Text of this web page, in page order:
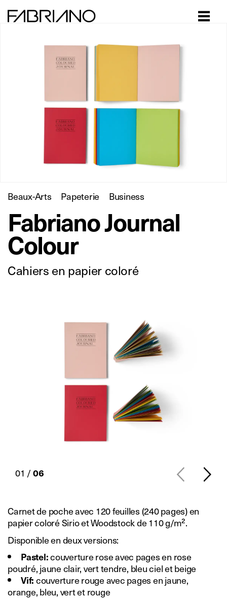
Beaux-Arts Papeterie Business
Fabriano Journal
Colour
Cahiers en papier coloré
Carnet de poche avec 120 feuilles (240 pages) en
papier coloré Sirio et Woodstock de 110 g/m².
Disponible en deux versions:
Pastel:couverture rose avec pages en rose
poudré, jaune clair, vert tendre, bleu ciel et beige
Vif: couverture rouge avec pages en jaune,
orange, bleu, vert et rouge
01 /06